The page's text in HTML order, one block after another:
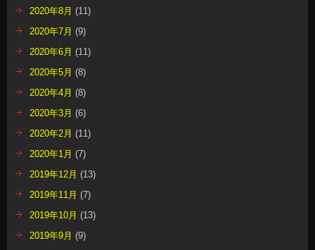
2020年8月 (11)
2020年7月 (9)
2020年6月 (11)
2020年5月 (8)
2020年4月 (8)
2020年3月 (6)
2020年2月 (11)
2020年1月 (7)
2019年12月 (13)
2019年11月 (7)
2019年10月 (13)
2019年9月 (9)